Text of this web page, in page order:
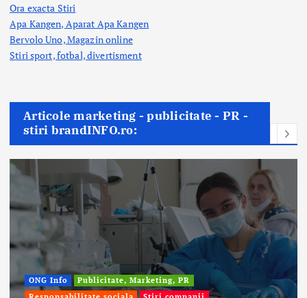
Ora exacta Stiri
Apa Kangen, Aparat Apa Kangen
Bervolo Uno, Magazin online
Stiri sport, fotbal,divertisment
Articole marketing - publicitate - PR -
stiri brandINFO.ro: